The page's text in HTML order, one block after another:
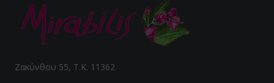
Ζακύνθου 55, Τ.Κ. 11362